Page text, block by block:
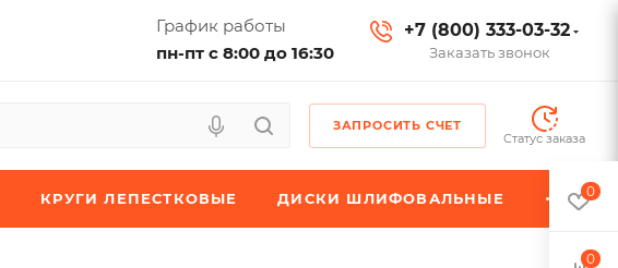
График работы
пн-пт с 8:00 до 16:30
+7 (800) 333-03-32
Заказать звонок
ЗАПРОСИТЬ СЧЕТ
Статус заказа
КРУГИ ЛЕПЕСТКОВЫЕ ДИСКИ ШЛИФОВАЛЬНЫЕ 0
0